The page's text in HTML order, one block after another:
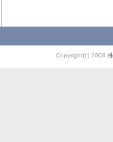
Copyright(c) 2008